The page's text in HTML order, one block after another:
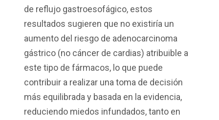
de reflujo gastroesofágico, estos
resultados sugieren que no existiría un
aumento del riesgo de adenocarcinoma
gástrico (no cáncer de cardias) atribuible a
este tipo de fármacos, lo que puede
contribuir a realizar una toma de decisión
más equilibrada y basada en la evidencia,
reduciendo miedos infundados, tanto en